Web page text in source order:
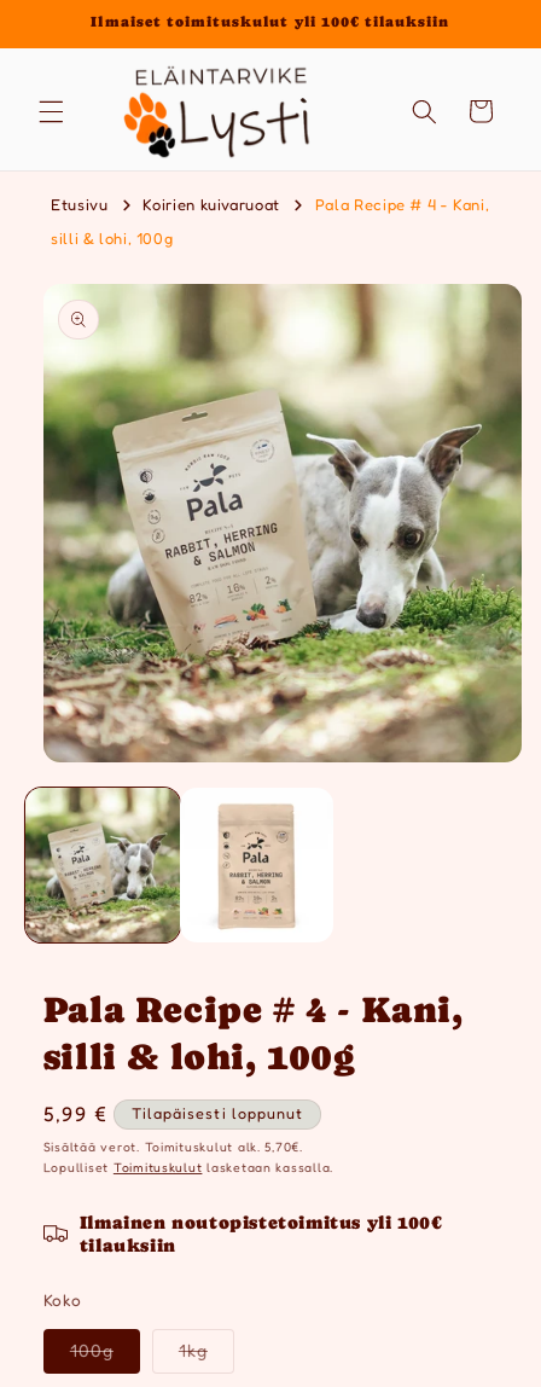
sisältöön
Ilmaiset toimituskulut yli 100€ tilauksiin
Ostoskori
Etusivu Koirien kuivaruoat
Pala Recipe # 4 - Kani,
silli & lohi, 100g
tuotetietoihin
aineisto
1
modaalisessa
ikkunassa
Pala Recipe # 4 - Kani,
silli & lohi, 100g
Normaalihinta
5,99 € Tilapäisesti loppunut
Sisältää verot. Toimituskulut alk. 5,70€.
Lopulliset Toimituskulut lasketaan kassalla.
Ilmainen noutopistetoimitus yli 100€
tilauksiin
Koko
100gVersio
1kgVersio